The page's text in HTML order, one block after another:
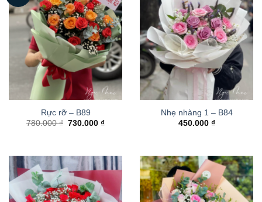
Rực rỡ – B89
780.000₫ Giá
730.000₫Giá
Nhẹ nhàng 1 – B84
450.000 ₫